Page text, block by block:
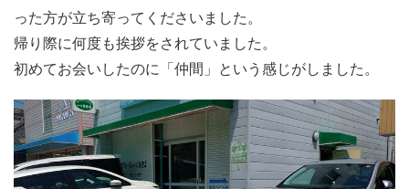
った方が立ち寄ってくださいました。
帰り際に何度も挨拶をされていました。
初めてお会いしたのに「仲間」という感じがしました。